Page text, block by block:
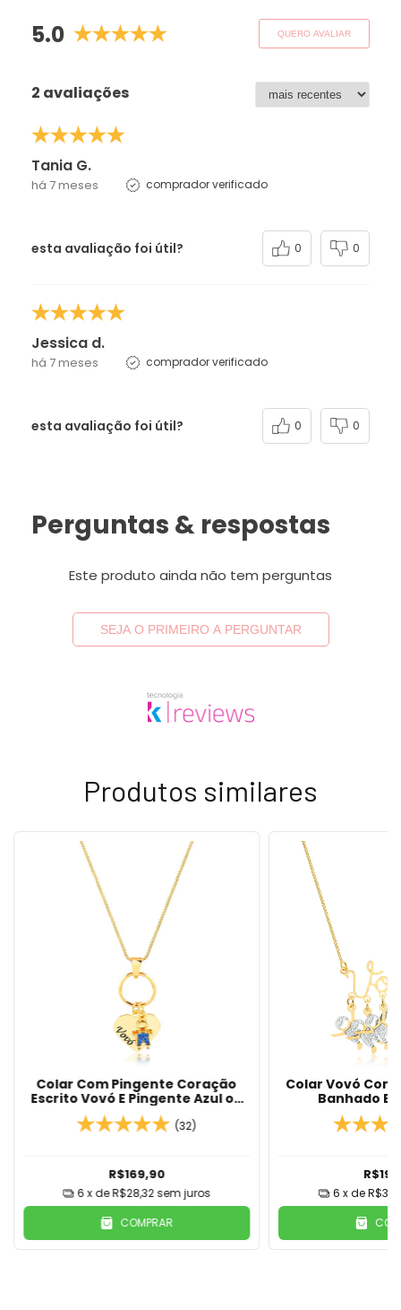
5.0 QUERO AVALIAR
2 avaliações
Tania G.
há 7 meses comprador verificado
esta avaliação foi útil? 0 0
Jessica d.
há 7 meses comprador verificado
esta avaliação foi útil? 0 0
Perguntas & respostas
Este produto ainda não tem perguntas
SEJA O PRIMEIRO A PERGUNTAR
Produtos similares
Colar Com Pingente Coração
Escrito Vovó E Pingente Azul ou
Rubi Banhado Em Ouro 18k
(32)
R$169,90
6x deR$28,32 sem juros
COMPRAR
Colar Vovó Com
Banhado
6 x de